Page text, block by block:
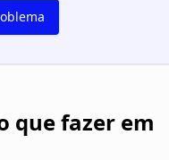
que fazer em